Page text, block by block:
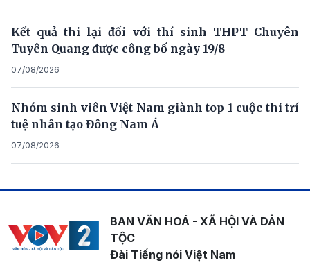
Kết quả thi lại đối với thí sinh THPT Chuyên
Tuyên Quang được công bố ngày 19/8
07/08/2026
Nhóm sinh viên Việt Nam giành top 1 cuộc thi trí
tuệ nhân tạo Đông Nam Á
07/08/2026
BAN VĂN HOÁ - XÃ HỘI VÀ DÂN
TỘC
Đài Tiếng nói Việt Nam